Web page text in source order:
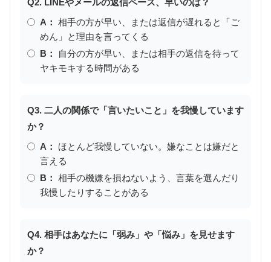
A： 相手の方が早い、または返信が遅れると「ご
めん」と理由を言ってくる
B：
自分の方が早い、または相手の返信を待って
ヤキモキする時間がある
Q3. 二人の関係で「言いたいこと」を我慢しています
か？
A： ほとんど我慢していない。嫌なことは嫌だと
言える
B： 相手の機嫌を損ねないよう、言葉を選んだり
我慢したりすることがある
Q4. 相手はあなたに「弱み」や「悩み」を見せます
か？